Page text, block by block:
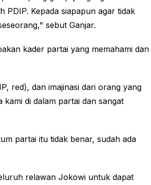
PDIP. Kepada siapapun agar tidak
sebut Ganjar.
kader partai yang memahami dan
red), dan imajinasi dari orang yang
di dalam partai dan sangat
partai itu tidak benar, sudah ada
relawan Jokowi untuk dapat